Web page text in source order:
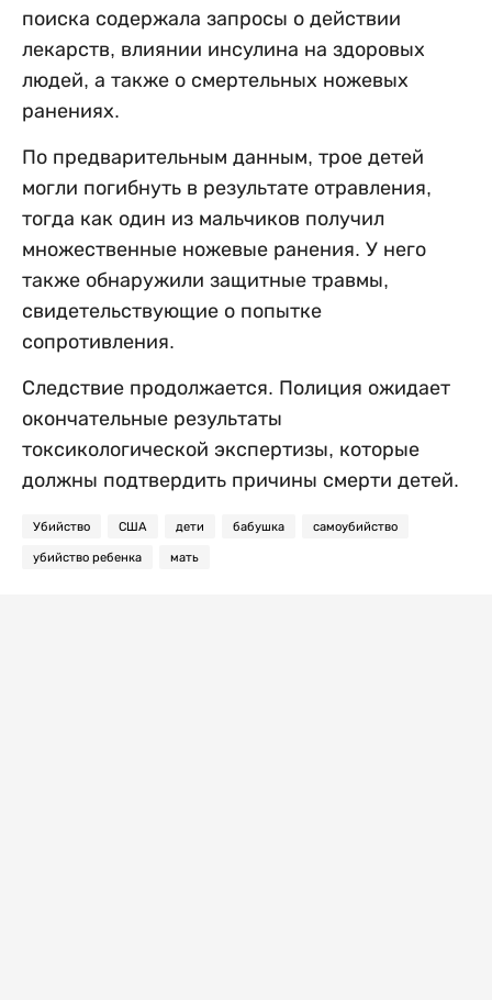
поиска содержала запросы о действии
лекарств, влиянии инсулина на здоровых
людей, а также о смертельных ножевых
ранениях.
По предварительным данным, трое детей
могли погибнуть в результате отравления,
тогда как один из мальчиков получил
множественные ножевые ранения. У него
также обнаружили защитные травмы,
свидетельствующие о попытке
сопротивления.
Следствие продолжается. Полиция ожидает
окончательные результаты
токсикологической экспертизы, которые
должны подтвердить причины смерти детей.
Убийство США дети бабушка самоубийство
убийство ребенка мать